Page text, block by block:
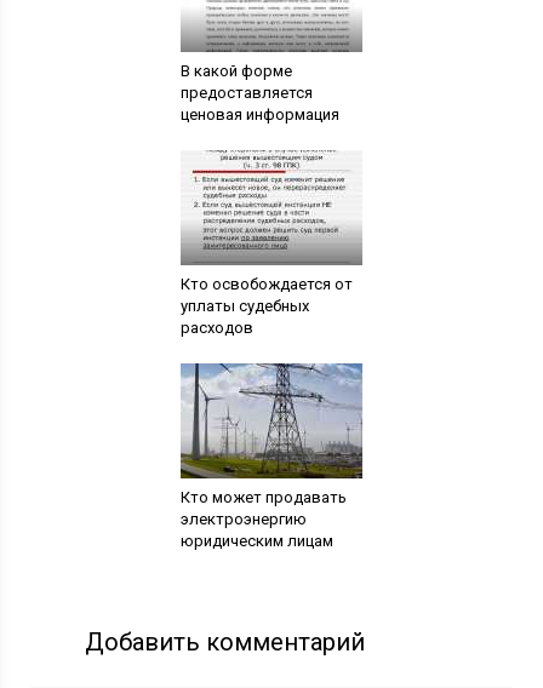
В какой форме
предоставляется
ценовая информация
Кто освобождается от
уплаты судебных
расходов
Кто может продавать
электроэнергию
юридическим лицам
Добавить комментарий